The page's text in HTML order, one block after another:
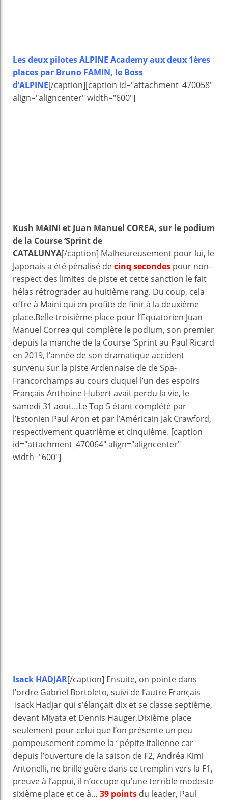
Les deux pilotes ALPINE Academy aux deux 1ères
places par Bruno FAMIN, le Boss
d’ALPINE[/caption][caption id="attachment_470058"
align="aligncenter" width="600"]
Kush MAINI et Juan Manuel COREA, sur le podium
de la Course ‘Sprint de
CATALUNYA[/caption] Malheureusement pour lui, le
Japonais a été pénalisé decinq secondes pour non-
respect des limites de piste et cette sanction le fait
hélas rétrograder au huitième rang. Du coup, cela
offre à Maini qui en profite de finir à la deuxième
place.Belle troisième place pour l’Equatorien Juan
Manuel Correa qui complète le podium, son premier
depuis la manche de la Course ‘Sprint au Paul Ricard
en 2019, l’année de son dramatique accident
survenu sur la piste Ardennaise de de Spa-
Francorchamps au cours duquel l’un des espoirs
Français Anthoine Hubert avait perdu la vie, le
samedi 31 aout…Le Top 5 étant complété par
l’Estonien Paul Aron et par l’Américain Jak Crawford,
respectivement quatrième et cinquième. [caption
id="attachment_470064" align="aligncenter"
width="600"]
Isack HADJAR[/caption] Ensuite, on pointe dans
l’ordre Gabriel Bortoleto, suivi de l’autre Français
Isack Hadjar qui s’élançait dix et se classe septième,
devant Miyata et Dennis Hauger.Dixième place
seulement pour celui que l’on présente un peu
pompeusement comme la ‘ pépite Italienne car
depuis l’ouverture de la saison de F2, Andréa Kimi
Antonelli, ne brille guère dans ce tremplin vers la F1,
preuve à l’appui, il n’occupe qu’une terrible modeste
sixième place et ce à… 39 points du leader, Paul